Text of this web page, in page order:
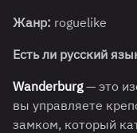
Жанр: roguelike
Есть ли русский
Wanderburg — это
вы управляете
замком, который